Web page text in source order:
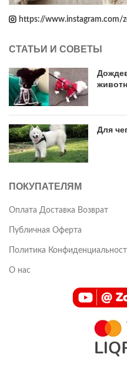
https://www.instagram.com/
СТАТЬИ И СОВЕТЫ
Для
ПОКУПАТЕЛЯМ
Оплата Доставка Возврат
Публичная Оферта
Политика
О нас